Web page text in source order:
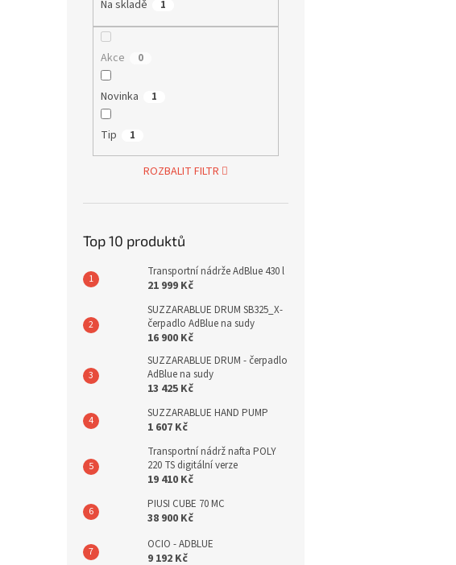
Na skladě 1
Akce 0
Novinka 1
Tip 1
ROZBALIT FILTR
Top 10 produktů
Transportní nádrže AdBlue 430 l
21 999 Kč
SUZZARABLUE DRUM SB325_X-
čerpadlo AdBlue na sudy
16 900 Kč
SUZZARABLUE DRUM - čerpadlo
AdBlue na sudy
13 425 Kč
SUZZARABLUE HAND PUMP
1 607 Kč
Transportní nádrž nafta POLY
220 TS digitální verze
19 410 Kč
PIUSI CUBE 70 MC
38 900 Kč
OCIO - ADBLUE
9 192 Kč